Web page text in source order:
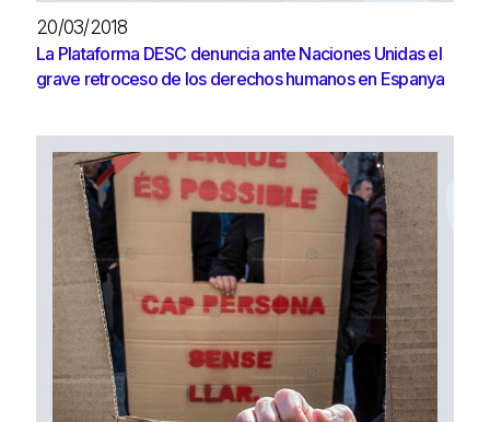
20/03/2018
La Plataforma DESC denuncia ante Naciones Unidas el
grave retroceso de los derechos humanos en Espanya